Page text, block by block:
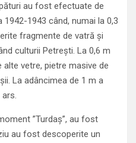
au fost efectuate de
1943 când, numai la 0,3
fragmente de vatră şi
culturii Petreşti. La 0,6 m
vetre, pietre masive de
La adâncimea de 1 m a
”Turdaş”, au fost
au fost descoperite un